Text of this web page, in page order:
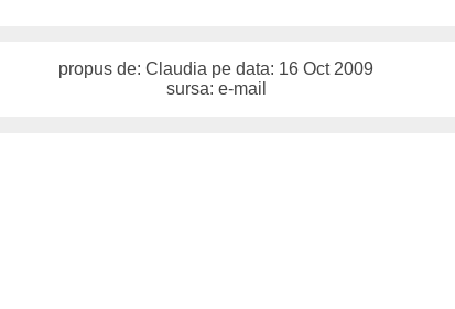
propus de: Claudia pe data: 16 Oct 2009
sursa: e-mail